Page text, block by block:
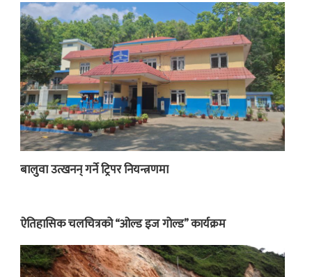
बालुवा उत्खनन् गर्ने ट्रिपर नियन्त्रणमा
ऐतिहासिक चलचित्रको “ओल्ड इज गोल्ड” कार्यक्रम